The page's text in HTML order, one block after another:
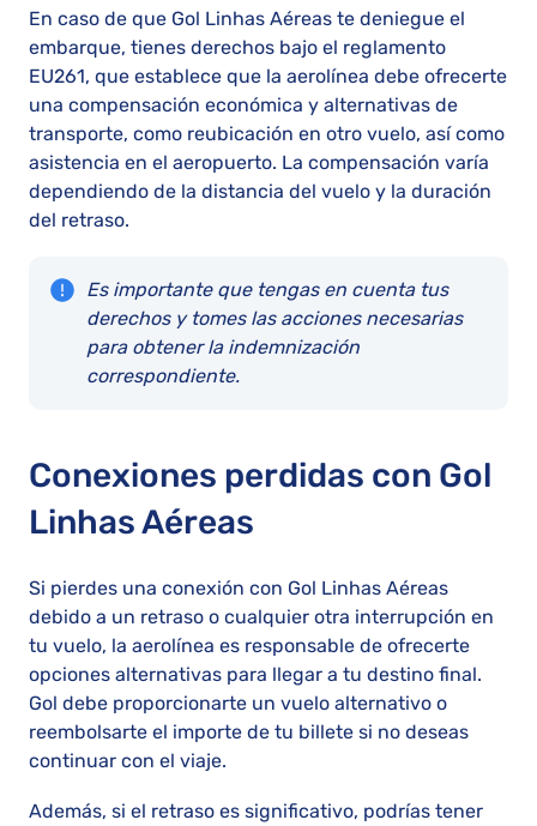
En caso de que Gol Linhas Aéreas te deniegue el
embarque, tienes derechos bajo el reglamento
EU261, que establece que la aerolínea debe ofrecerte
una compensación económica y alternativas de
transporte, como reubicación en otro vuelo, así como
asistencia en el aeropuerto. La compensación varía
dependiendo de la distancia del vuelo y la duración
del retraso.
Es importante que tengas en cuenta tus
derechos y tomes las acciones necesarias
para obtener la indemnización
correspondiente.
Conexiones perdidas con Gol
Linhas Aéreas
Si pierdes una conexión con Gol Linhas Aéreas
debido a un retraso o cualquier otra interrupción en
tu vuelo, la aerolínea es responsable de ofrecerte
opciones alternativas para llegar a tu destino final.
Gol debe proporcionarte un vuelo alternativo o
reembolsarte el importe de tu billete si no deseas
continuar con el viaje.
Además, si el retraso es significativo, podrías tener